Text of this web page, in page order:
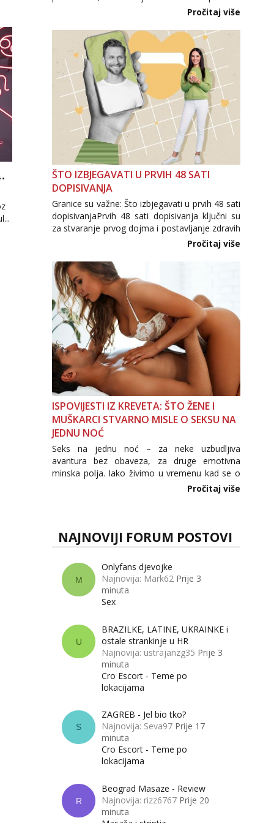
RAZLIKA
Međutim, upravo zbog velike potražnje na
tržištu se pojavljuju i brojni krivotvoreni
proizvodi, nepouzdane internetske trgovine te
proizvodi nepoznatog podrijetla. ...
Pročitaj više
ŠTO IZBJEGAVATI U PRVIH 48 SATI
DOPISIVANJA
Granice su važne: Što izbjegavati u prvih 48 sati
dopisivanjaPrvih 48 sati dopisivanja ključni su
za stvaranje prvog dojma i postavljanje zdravih
granica u komunikaciji. Važno je izbjeći prebrzo
otkrivanje osobnih ili intimnih informacija, jer
nepoznata osoba još nije zaslužila to
povjerenje. Takođe...
Pročitaj više
ISPOVIJESTI IZ KREVETA: ŠTO ŽENE I
MUŠKARCI STVARNO MISLE O SEKSU NA
JEDNU NOĆ
Seks na jednu noć – za neke uzbudljiva
avantura bez obaveza, za druge emotivna
minska polja. Iako živimo u vremenu kad se o
seksu govori otvorenije nego ikad, tema „jedne
noći strasti“ i dalje izaziva burne rasprave. Što
Pročitaj više
NAJNOVIJI FORUM POSTOVI
M
Onlyfans djevojke
Najnovija: Mark62 Prije 3
minuta
Sex
U
BRAZILKE, LATINE, UKRAINKE i
ostale strankinje u HR
Najnovija: ustrajanzg35 Prije 3
minuta
Cro Escort - Teme po
lokacijama
S
ZAGREB - Jel bio tko?
Najnovija: Seva97 Prije 17
minuta
Cro Escort - Teme po
lokacijama
R
Beograd Masaze - Review
Najnovija: rizz6767 Prije 20
minuta